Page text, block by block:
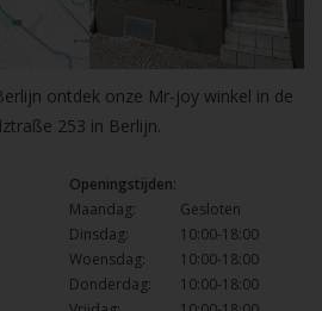
ontdek onze Mr-joy winkel in de
253 in Berlijn.
Openingstijden:
Maandag:
Gesloten
Dinsdag:
10:00-18:00
Woensdag:
10:00-18:00
Donderdag:
10:00-18:00